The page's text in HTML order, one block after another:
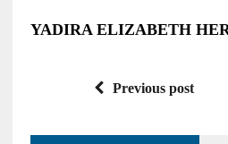
YADIRA ELIZABETH
Previous post